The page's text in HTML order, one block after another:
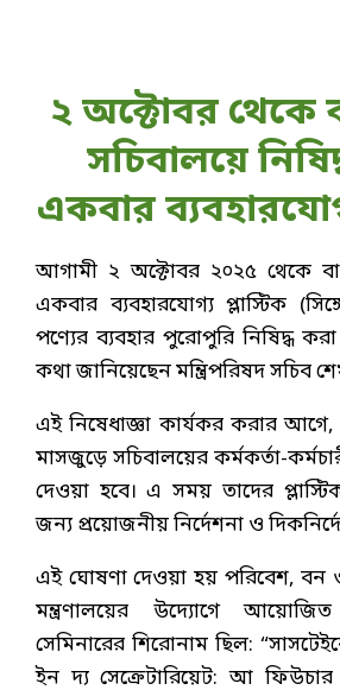
২ অক্টোবর থেকে
সচিবালয়ে
একবার
আগামী ২ অক্টোবর ২০২৫ থেকে
একবার ব্যবহারযোগ্য প্লাস্টিক
পণ্যের ব্যবহার পুরোপুরি নিষিদ্ধ করা
কথা জানিয়েছেন মন্ত্রিপরিষদ সচিব
এই নিষেধাজ্ঞা কার্যকর করার
মাসজুড়ে সচিবালয়ের কর্মকর্তা-
দেওয়া হবে। এ সময় তাদের
জন্য প্রয়োজনীয় নির্দেশনা ও
এই ঘোষণা দেওয়া হয় পরিবেশ, বন
মন্ত্রণালয়ের উদ্যোগে
সেমিনারের শিরোনাম ছিল:
ইন দ্য সেক্রেটারিয়েট: আ